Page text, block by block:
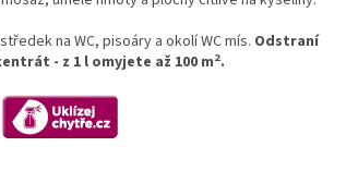
na WC, pisoáry a okolí WC mís. Odstraní
- z 1 l omyjete až 100 m2.